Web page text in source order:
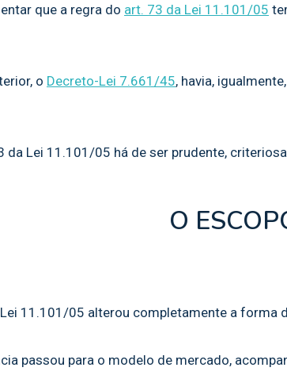
que a regra do art. 73 da Lei 11.101/05
o Decreto-Lei 7.661/45, havia,
Lei 11.101/05 há de ser prudente,
O
11.101/05 alterou completamente a forma
passou para o modelo de mercado,